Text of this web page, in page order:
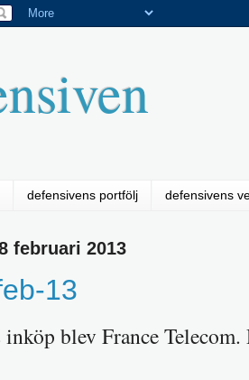
defensivens portfölj defensivens
februari 2013
13
inköp blev France